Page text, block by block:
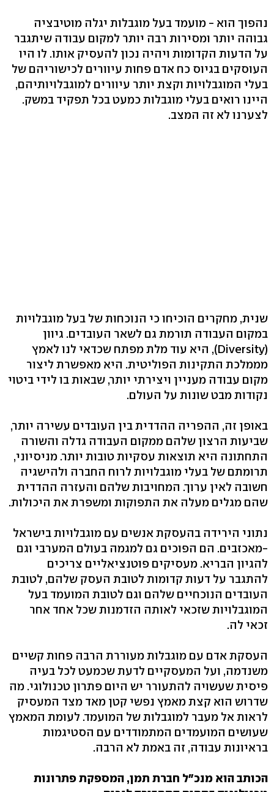
נהפוך הוא - מועמד בעל מוגבלות יגלה מוטיבציה
גבוהה יותר ומסירות רבה יותר למקום עבודה שיתגבר
על הדעות הקדומות ויהיה נכון להעסיק אותו. לו היו
העוסקים בגיוס כח אדם פחות עיוורים לכישוריהם של
בעלי המוגבלויות וקצת יותר עיוורים למוגבלויותיהם,
היינו רואים בעלי מוגבלות כמעט בכל תפקיד במשק.
לצערנו לא זה המצב.
שנית, מחקרים הוכיחו כי הנוכחות של בעל מוגבלויות
במקום העבודה תורמת גם לשאר העובדים. גיוון
(Diversity), היא עוד מלת מפתח שכדאי לנו לאמץ
מממלכת התקינות הפוליטית. היא מאפשרת ליצור
מקום עבודה מעניין ויצירתי יותר, שבאות בו לידי ביטוי
נקודות מבט שונות על העולם.
באופן זה, ההפריה ההדדית בין העובדים עשירה יותר,
שביעות הרצון שלהם ממקום העבודה גדלה והשורה
התחתונה היא תוצאות עסקיות טובות יותר. מניסיוני,
תרומתם של בעלי מוגבלויות לרוח החברה ולהישגיה
חשובה לאין ערוך. המחויבות שלהם והעזרה ההדדית
שהם מגלים מעלה את התפוקות ומשפרת את היכולות.
נתוני הירידה בהעסקת אנשים עם מוגבלויות בישראל
-מאכזבים. הם הפוכים גם למגמה בעולם המערבי וגם
להגיון הבריא. מעסיקים פוטנציאליים צריכים
להתגבר על דעות קדומות לטובת העסק שלהם, לטובת
העובדים הנוכחיים שלהם וגם לטובת המועמד בעל
המוגבלויות שזכאי לאותה הזדמנות שכל אחד אחר
זכאי לה.
העסקת אדם עם מוגבלות מעוררת הרבה פחות קשיים
משנדמה, ועל המעסקיים לדעת שכמעט לכל בעיה
פיסית שעשויה להתעורר יש היום פתרון טכנולוגי. מה
שדרוש הוא קצת מאמץ נפשי קטן מאד מצד המעסיק
לראות אל מעבר למוגבלות של המועמד. לעומת המאמץ
שעושים המועמדים המתמודדים עם הסטיגמות
בראיונות עבודה, זה באמת לא הרבה.
הכותב הוא מנכ"ל חברת תמן, המספקת פתרונות